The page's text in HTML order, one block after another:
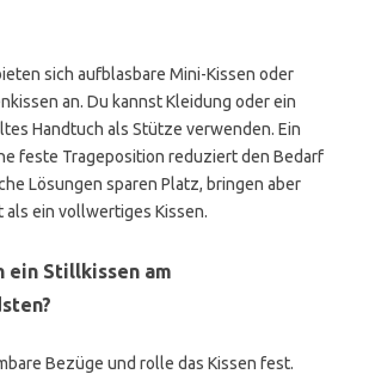
sich aufblasbare Mini-Kissen oder
an. Du kannst Kleidung oder ein
Handtuch als Stütze verwenden. Ein
feste Trageposition reduziert den Bedarf
Lösungen sparen Platz, bringen aber
als ein vollwertiges Kissen.
ein Stillkissen am
Bezüge und rolle das Kissen fest.